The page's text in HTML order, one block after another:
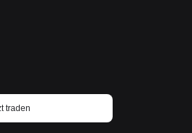
traden